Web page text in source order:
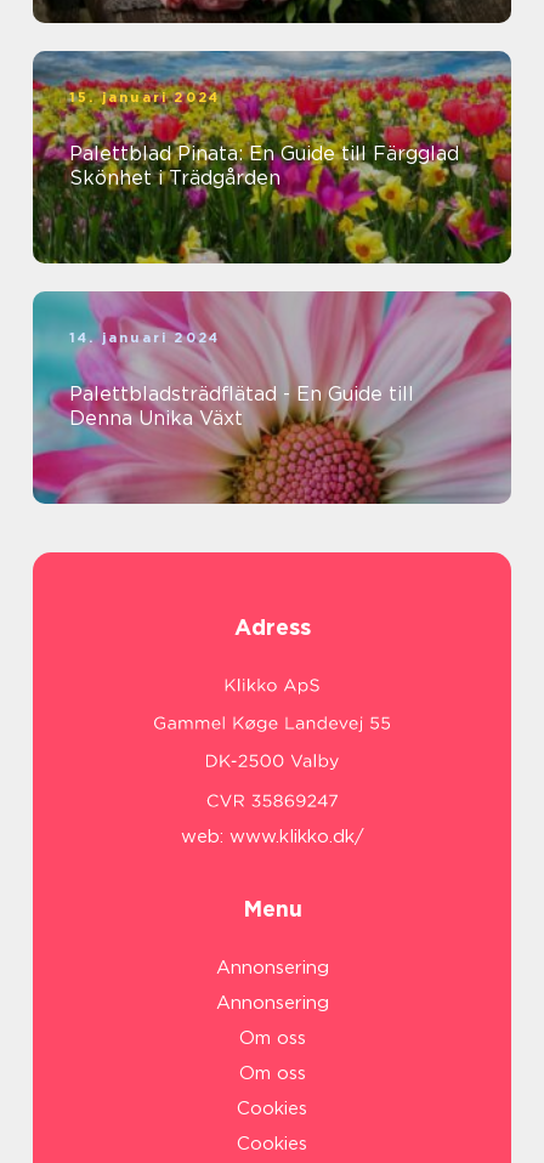
15. januari 2024
Palettblad Pinata: En Guide till Färgglad
Skönhet i Trädgården
14. januari 2024
Palettbladsträdflätad - En Guide till
Denna Unika Växt
Adress
web: www.klikko.dk/
Menu
Annonsering
Annonsering
Om oss
Om oss
Cookies
Cookies